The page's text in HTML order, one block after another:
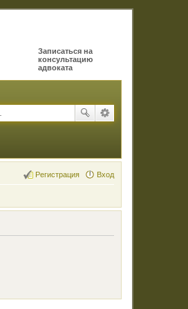
Записаться на
консультацию
адвоката
Вход
Регистрация